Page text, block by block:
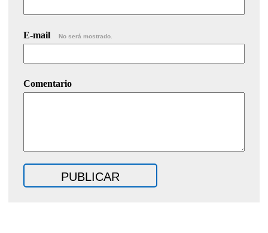
E-mail No será mostrado.
Comentario